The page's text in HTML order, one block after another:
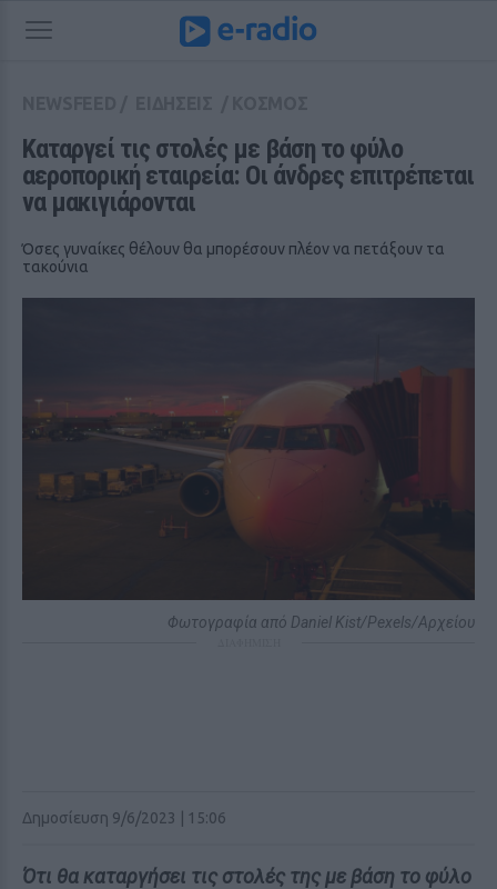
Καταργεί τις στολές με βάση το φύλο
αεροπορική εταιρεία: Οι άνδρες επιτρέπεται
να μακιγιάρονται
Όσες γυναίκες θέλουν θα μπορέσουν πλέον να πετάξουν τα
τακούνια
Φωτογραφία από Daniel Kist/Pexels/Αρχείου
Δημοσίευση 9/6/2023 | 15:06
Ότι θα καταργήσει τις στολές της με βάση το φύλο